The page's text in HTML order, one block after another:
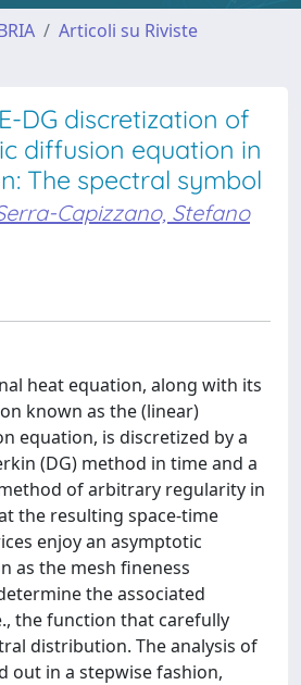
Articoli su Riviste
DG discretization of
diffusion equation in
The spectral symbol
Capizzano, Stefano
heat equation, along with its
known as the (linear)
equation, is discretized by a
(DG) method in time and a
of arbitrary regularity in
the resulting space-time
enjoy an asymptotic
as the mesh fineness
the associated
the function that carefully
distribution. The analysis of
out in a stepwise fashion,